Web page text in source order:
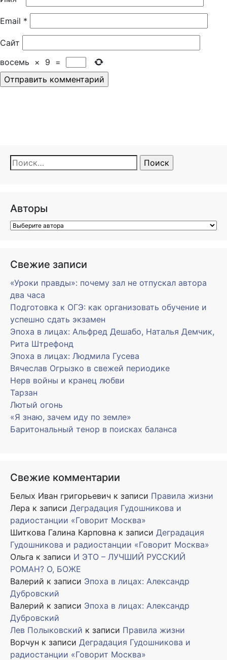
Email *
Сайт
восемь × 9 =
Найти:
Авторы
Свежие записи
«Уроки правды»: почему зал не отпускал автора
два часа
Подготовка к ОГЭ: как организовать обучение и
успешно сдать экзамен
Эпоха в лицах: Альфред Дешабо, Наталья Демчик,
Рита Штрефонд
Эпоха в лицах: Людмила Гусева
Вячеслав Огрызко в свежей периодике
Нерв войны и кранец любви
Тарзан
Лютый огонь
«Я знаю, зачем иду по земле»
Баритональный тенор в поисках баланса
Свежие комментарии
Белых Иван григорьевич к записи Правила жизни
Лера к записи Деградация Гудошникова и
радиостанции «Говорит Москва»
Шиткова Галина Карповна к записи Деградация
Гудошникова и радиостанции «Говорит Москва»
Ольга к записи И ЭТО – ЛУЧШИЙ РУССКИЙ
РОМАН? О, БОЖЕ
Валерий к записи Эпоха в лицах: Александр
Дубровский
Валерий к записи Эпоха в лицах: Александр
Дубровский
Лев Полыковский к записи Правила жизни
Ворчун к записи Деградация Гудошникова и
радиостанции «Говорит Москва»